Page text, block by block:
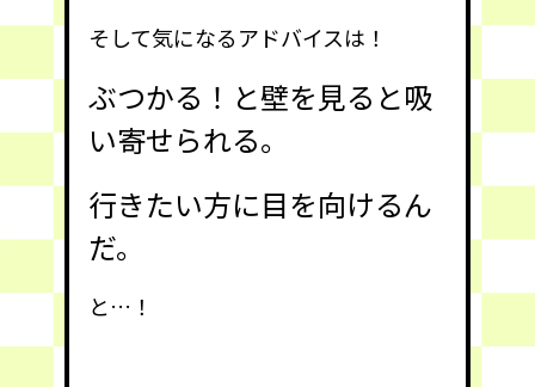
そして気になるアドバイスは！
ぶつかる！と壁を見ると吸
い寄せられる。
行きたい方に目を向けるん
だ。
と…！